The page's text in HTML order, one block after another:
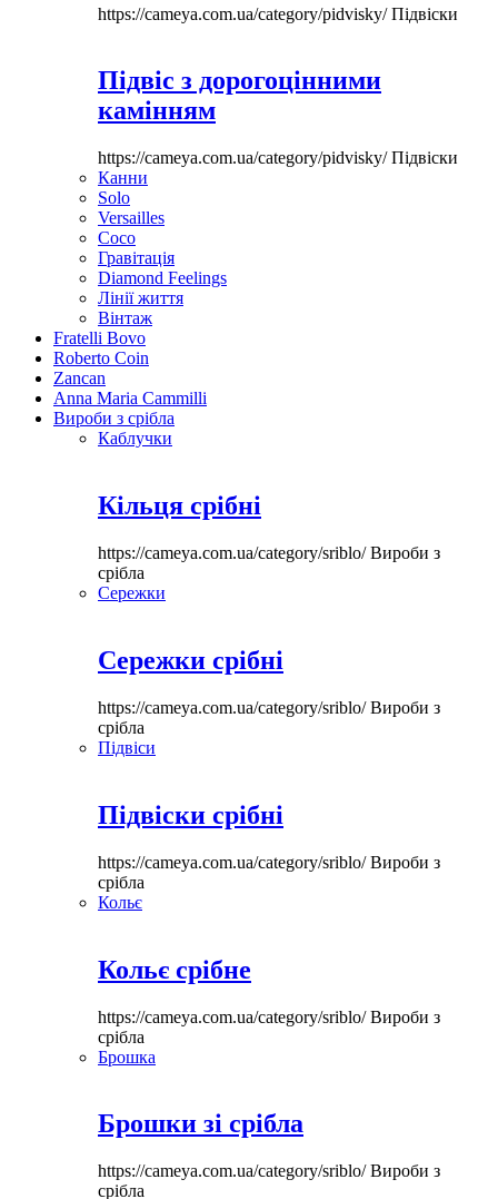
https://cameya.com.ua/category/pidvisky/Підвіски
Підвіс з дорогоцінними
камінням
https://cameya.com.ua/category/pidvisky/Підвіски
Канни
Solo
Versailles
Coco
Гравітація
Diamond Feelings
Лінії життя
Вінтаж
Fratelli Bovo
Roberto Coin
Zancan
Anna Maria Cammilli
Вироби з срібла
Каблучки
Кільця срібні
https://cameya.com.ua/category/sriblo/Вироби з
срібла
Сережки
Сережки срібні
https://cameya.com.ua/category/sriblo/Вироби з
срібла
Підвіси
Підвіски срібні
https://cameya.com.ua/category/sriblo/Вироби з
срібла
Кольє
Кольє срібне
https://cameya.com.ua/category/sriblo/Вироби з
срібла
Брошка
Брошки зі срібла
https://cameya.com.ua/category/sriblo/Вироби з
срібла